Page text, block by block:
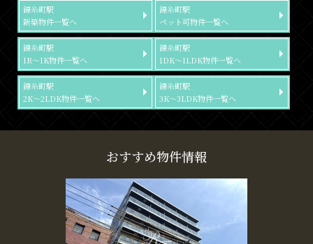
錦糸町駅
新築物件一覧へ
錦糸町駅
ペット可物件一覧へ
錦糸町駅
1R～1K物件一覧へ
錦糸町駅
1DK～1LDK物件一覧へ
錦糸町駅
2K～2LDK物件一覧へ
錦糸町駅
3K～3LDK物件一覧へ
おすすめ物件情報